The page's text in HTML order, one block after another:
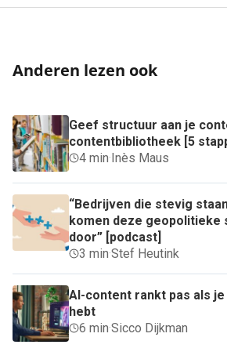
Anderen lezen ook
Geef structuur aan je
contentbibliotheek [5
4 min·Inès Maus
“Bedrijven die stevig
komen deze geopolitieke
door” [podcast]
3 min·Stef Heutink
AI-content rankt pas als
hebt
6 min·Sicco Dijkman